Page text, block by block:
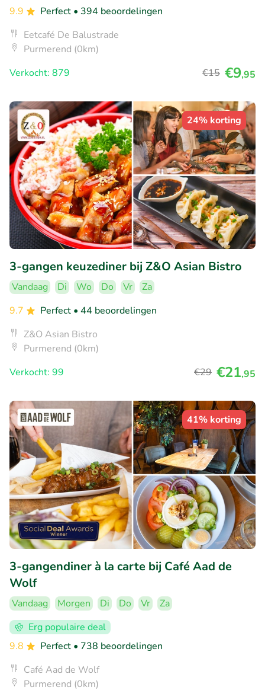
9.9
Perfect • 394 beoordelingen
Eetcafé De Balustrade
Purmerend (0km)
Verkocht: 879
€15 €9,95
24% korting
3-gangen keuzediner bij Z&O Asian Bistro
Vandaag Di Wo Do Vr
Za
9.7
Perfect • 44 beoordelingen
Z&O Asian Bistro
Purmerend (0km)
Verkocht: 99
€29 €21,95
41% korting
3-gangendiner à la carte bij Café Aad de
Wolf
Vandaag Morgen Di Do Vr
Za
Erg populaire deal
9.8
Perfect • 738 beoordelingen
Café Aad de Wolf
Purmerend (0km)